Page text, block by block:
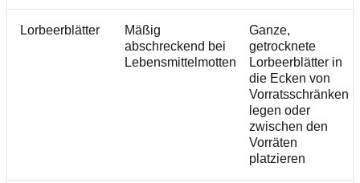
Lorbeerblätter
Mäßig
abschreckend bei
Lebensmittelmotten
Ganze,
getrocknete
Lorbeerblätter in
die Ecken von
Vorratsschränken
legen oder
zwischen den
Vorräten
platzieren